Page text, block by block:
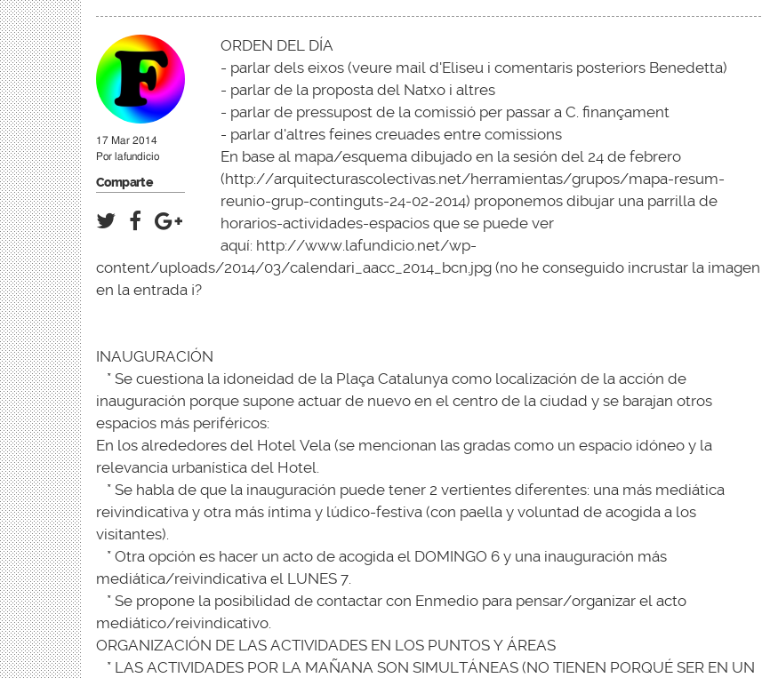
17 Mar 2014
Por lafundicio
Comparte
ORDEN DEL DÍA
- parlar dels eixos (veure mail d'Eliseu i comentaris posteriors Benedetta)
- parlar de la proposta del Natxo i altres
- parlar de pressupost de la comissió per passar a C. finançament
- parlar d'altres feines creuades entre comissions
En base al mapa/esquema dibujado en la sesión del 24 de febrero
(http://arquitecturascolectivas.net/herramientas/grupos/mapa-resum-
reunio-grup-continguts-24-02-2014) proponemos dibujar una parrilla de
horarios-actividades-espacios que se puede ver
aquí: http://www.lafundicio.net/wp-
content/uploads/2014/03/calendari_aacc_2014_bcn.jpg(no he conseguido incrustar la imagen
en la entrada ¡?
INAUGURACIÓN
* Se cuestiona la idoneidad de la Plaça Catalunya como localización de la acción de
inauguración porque supone actuar de nuevo en el centro de la ciudad y se barajan otros
espacios más periféricos:
En los alrededores del Hotel Vela (se mencionan las gradas como un espacio idóneo y la
relevancia urbanística del Hotel.
* Se habla de que la inauguración puede tener 2 vertientes diferentes: una más mediática
reivindicativa y otra más íntima y lúdico-festiva (con paella y voluntad de acogida a los
visitantes).
* Otra opción es hacer un acto de acogida el DOMINGO 6 y una inauguración más
mediática/reivindicativa el LUNES 7.
* Se propone la posibilidad de contactar con Enmedio para pensar/organizar el acto
mediático/reivindicativo.
ORGANIZACIÓN DE LAS ACTIVIDADES EN LOS PUNTOS Y ÁREAS
* LAS ACTIVIDADES POR LA MAÑANA SON SIMULTÁNEAS (NO TIENEN PORQUÉ SER EN UN